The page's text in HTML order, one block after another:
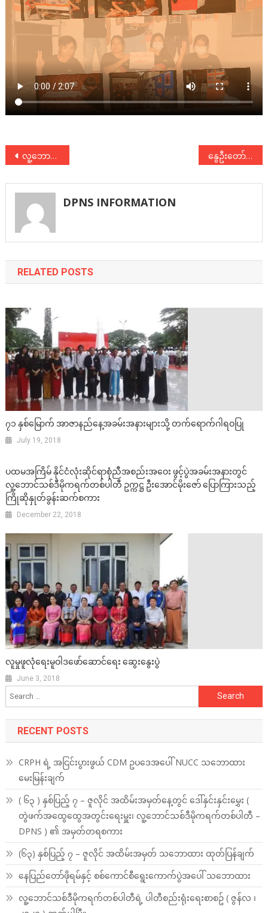
Post
navigation
လူ့ဘောင်သစ်ဒီမိုကရက်တစ်ပါတီရဲ့ ပါတီစည်းရုံးရေးစာစဉ် ( ဇန္ဇဝါရီလ၊ ၂၀၂၅ ) ထွက်ပါပြီ နွေဦးတော်လှန်ရေး ( ၄ ) နှစ်ပြည့် အထိမ်းအမှတ် ( ဓါတ်ပုံကမ်ပိန်း )
DPNS INFORMATION
RELATED POSTS
၇၁ နှစ်မြောက် အာဇာနည်နေ့အခမ်းအနားများသို့ တက်ရောက်ဂါရဝပြု
July 19, 2018
ပထမအကြိမ် နိုင်ငံလုံးဆိုင်ရာစုံညီအစည်းအဝေး ဖွင့်ပွဲအခမ်းအနားတွင်
လူ့ဘောင်သစ်ဒီမိုကရက်တစ်ပါတီ ဥက္ကဋ္ဌ ဦးအောင်မိုးဇော် ပြောကြားသည့်
ကြိုဆိုနှုတ်ခွန်းဆက်စကား
December 22, 2018
လူမှုဖူလုံ​ရေးမူဝါဒ​ဖော်​​ဆောင်​​ရေး ​ဆွေး​နွေးပွဲ
June 3, 2018
Search
for:
RECENT POSTS
CRPH ရဲ့ အငြင်းပွားဖွယ် CDM ဥပဒေအပေါ် NUCC သဘောထား
မေးမြန်းချက်
( ၆၃ ) နှစ်ပြည့် ၇ – ဇူလိုင် အထိမ်းအမှတ်နေ့တွင် ဒေါ်နှင်းနှင်းမွှေး (
တွဲဖက်အထွေထွေအတွင်းရေးမှူး၊ လူ့ဘောင်သစ်ဒီမိုကရက်တစ်ပါတီ –
DPNS ) ၏ အမှတ်တရစကား
(၆၃) နှစ်ပြည့် ၇ – ဇူလိုင် အထိမ်းအမှတ် သဘောထား ထုတ်ပြန်ချက်
နေပြည်တော်ဖိုရမ်နှင့် စစ်ကောင်စီရွေးကောက်ပွဲအပေါ် သဘောထား
လူ့ဘောင်သစ်ဒီမိုကရက်တစ်ပါတီရဲ့ ပါတီစည်းရုံးရေးစာစဥ် ( ဇွန်လ ၊